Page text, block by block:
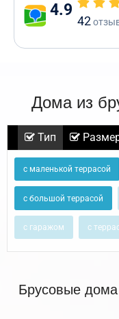
4.9
42
Дома из
Тип
с маленькой террасой
с большой террасой
с гаражом с
Брусовые